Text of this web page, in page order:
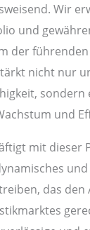
Wir
und
der
nicht nur
sondern
und
mit dieser
das